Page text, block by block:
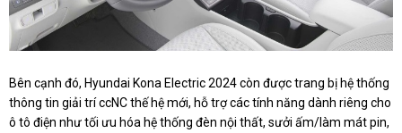
Bên cạnh đó, Hyundai Kona Electric 2024 còn được trang bị hệ thống
thông tin giải trí ccNC thế hệ mới, hỗ trợ các tính năng dành riêng cho
ô tô điện như tối ưu hóa hệ thống đèn nội thất, sưởi ấm/làm mát pin,